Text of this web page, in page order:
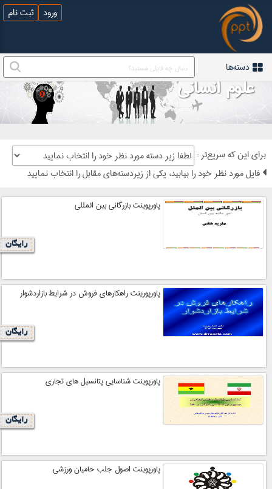
ورود ثبت نام
دسته‌ها
علوم انسانی
: برای این که سریع‌تر
پاورپوینت بازرگانی بین المللی
رایگان
پاورپورینت راهکارهای فروش در شرایط بازاردشوار
رایگان
پاورپوینت شناسایی پتانسیل های تجاری
رایگان
پاورپوینت اصول جلب حامیان ورزشی